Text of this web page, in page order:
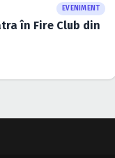
EVENIMENT
în Fire Club din